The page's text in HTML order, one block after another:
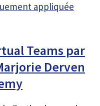
appliquée
Teams par
Derven